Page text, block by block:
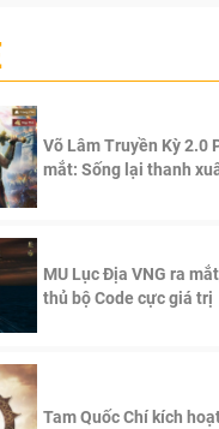
Võ Lâm Truyền Kỳ 2.0
mắt: Sống lại thanh
MU Lục Địa VNG ra
thủ bộ Code cực giá trị
Tam Quốc Chí kích